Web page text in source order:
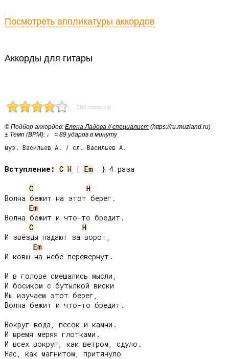
Аккорды для гитары
269 голосов
© Подбор аккордов: Елена Ладова // специалист (https://ru.muzland.ru)
± Темп (BPM): ♩ = 89 ударов в минуту
муз. Васильев А. / сл. Васильев А.
Вступление: C H | Em
  } 4 раза
C
H
Волна бежит на этот берег.
Em
Волна бежит и что-то бредит.
C
H
И звёзды падают за ворот,
Em
И ковш на небе перевёрнут.
И в голове смешались мысли,
И босиком с бутылкой виски
Мы изучаем этот берег,
Волна бежит и что-то бредит.
Вокруг вода, песок и камни.
И время меряя глотками.
И всех вокруг, как ветром, сдуло.
Нас, как магнитом, притянуло
Посмотреть аппликатуры аккордов